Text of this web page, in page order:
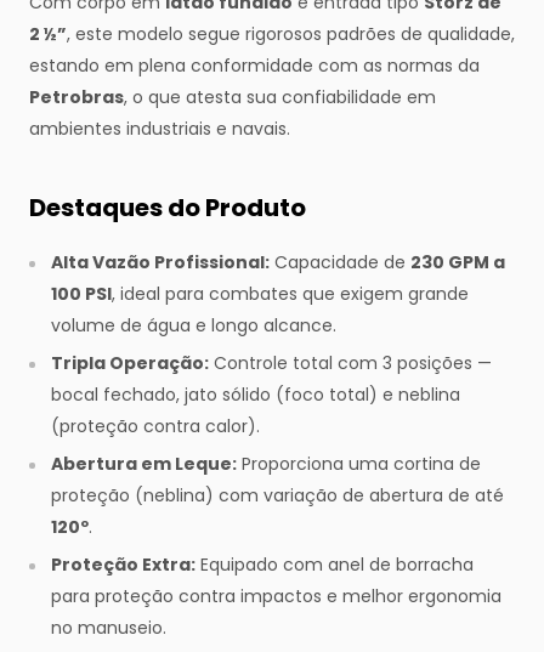
2 ½”, este modelo segue rigorosos padrões de qualidade,
estando em plena conformidade com as normas da
Petrobras, o que atesta sua confiabilidade em
ambientes industriais e navais.
Destaques do Produto
Alta Vazão Profissional: Capacidade de 230 GPM a
100 PSI, ideal para combates que exigem grande
volume de água e longo alcance.
Tripla Operação: Controle total com 3 posições —
bocal fechado, jato sólido (foco total) e neblina
(proteção contra calor).
Abertura em Leque: Proporciona uma cortina de
proteção (neblina) com variação de abertura de até
120º.
Proteção Extra: Equipado com anel de borracha
para proteção contra impactos e melhor ergonomia
no manuseio.